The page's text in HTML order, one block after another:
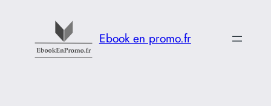
contenu
Ebook en promo.fr